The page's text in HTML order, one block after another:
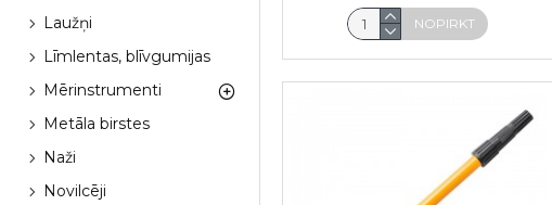
Laužņi
Līmlentas, blīvgumijas
Mērinstrumenti
Metāla birstes
Naži
Novilcēji
NOPIRKT